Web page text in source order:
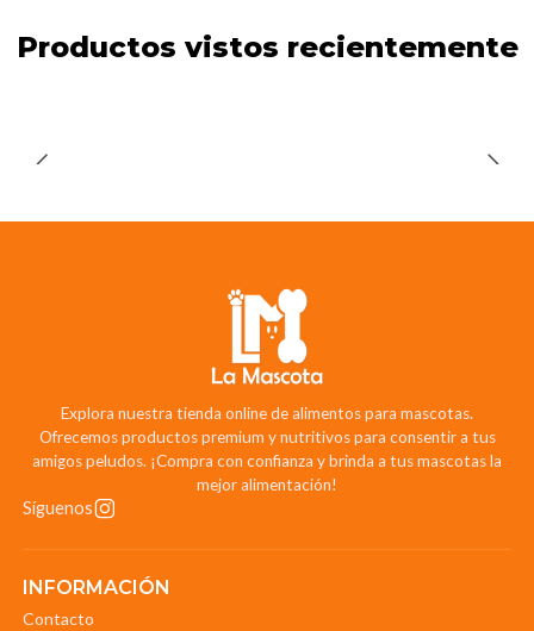
Productos vistos recientemente
Explora nuestra tienda online de alimentos para mascotas.
Ofrecemos productos premium y nutritivos para consentir a tus
amigos peludos. ¡Compra con confianza y brinda a tus mascotas la
mejor alimentación!
Síguenos
INFORMACIÓN
Contacto